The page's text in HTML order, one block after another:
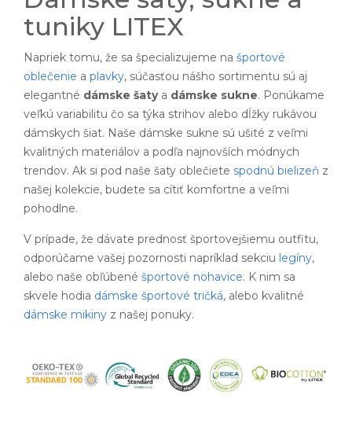
tuniky LITEX
Napriek tomu, že sa špecializujeme na športové
oblečenie a plavky, súčasťou nášho sortimentu sú aj
elegantné dámske šatya dámske sukne. Ponúkame
veľkú variabilitu čo sa týka strihov alebo dĺžky rukávou
dámskych šiat. Naše dámske sukne sú ušité z veľmi
kvalitných materiálov a podľa najnovších módnych
trendov. Ak si pod naše šaty oblečiete spodnú bielizeň z
našej kolekcie, budete sa cítiť komfortne a veľmi
pohodlne.
V prípade, že dávate prednosť športovejšiemu outfitu,
odporúčame vašej pozornosti napríklad sekciu legíny,
alebo naše obľúbené športové nohavice. K nim sa
skvele hodia dámske športové tričká, alebo kvalitné
dámske mikiny z našej ponuky.